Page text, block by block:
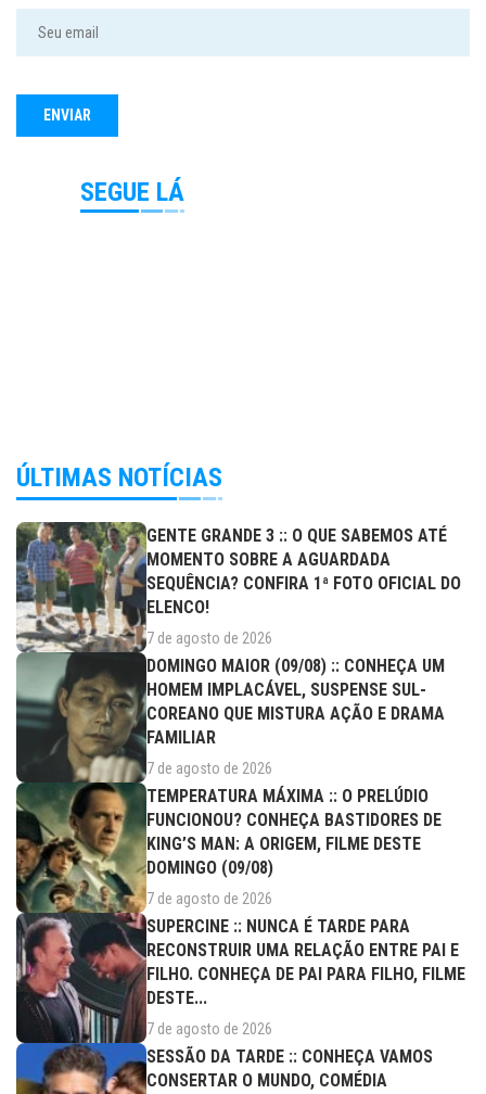
SEGUE LÁ
ÚLTIMAS NOTÍCIAS
GENTE GRANDE 3 :: O QUE SABEMOS ATÉ
MOMENTO SOBRE A AGUARDADA
SEQUÊNCIA? CONFIRA 1ª FOTO OFICIAL DO
ELENCO!
7 de agosto de 2026
DOMINGO MAIOR (09/08) :: CONHEÇA UM
HOMEM IMPLACÁVEL, SUSPENSE SUL-
COREANO QUE MISTURA AÇÃO E DRAMA
FAMILIAR
7 de agosto de 2026
TEMPERATURA MÁXIMA :: O PRELÚDIO
FUNCIONOU? CONHEÇA BASTIDORES DE
KING’S MAN: A ORIGEM, FILME DESTE
DOMINGO (09/08)
7 de agosto de 2026
SUPERCINE :: NUNCA É TARDE PARA
RECONSTRUIR UMA RELAÇÃO ENTRE PAI E
FILHO. CONHEÇA DE PAI PARA FILHO, FILME
DESTE...
7 de agosto de 2026
SESSÃO DA TARDE :: CONHEÇA VAMOS
CONSERTAR O MUNDO, COMÉDIA